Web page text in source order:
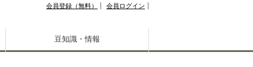
会員登録（無料） 会員ログイン
豆知識・情報